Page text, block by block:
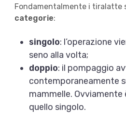
Fondamentalmente i tiralatte
categorie:
singolo: l’operazione
seno alla volta;
doppio: il pompaggio
contemporaneamente
mammelle. Ovviamente
quello singolo.